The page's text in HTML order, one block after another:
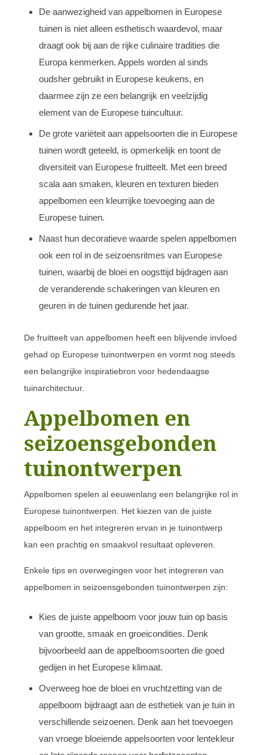
De aanwezigheid van appelbomen in Europese
tuinen is niet alleen esthetisch waardevol, maar
draagt ook bij aan de rijke culinaire tradities die
Europa kenmerken. Appels worden al sinds
oudsher gebruikt in Europese keukens, en
daarmee zijn ze een belangrijk en veelzijdig
element van de Europese tuincultuur.
De grote variëteit aan appelsoorten die in Europese
tuinen wordt geteeld, is opmerkelijk en toont de
diversiteit van Europese fruitteelt. Met een breed
scala aan smaken, kleuren en texturen bieden
appelbomen een kleurrijke toevoeging aan de
Europese tuinen.
Naast hun decoratieve waarde spelen appelbomen
ook een rol in de seizoensritmes van Europese
tuinen, waarbij de bloei en oogsttijd bijdragen aan
de veranderende schakeringen van kleuren en
geuren in de tuinen gedurende het jaar.
De fruitteelt van appelbomen heeft een blijvende invloed
gehad op Europese tuinontwerpen en vormt nog steeds
een belangrijke inspiratiebron voor hedendaagse
tuinarchitectuur.
Appelbomen en
seizoensgebonden
tuinontwerpen
Appelbomen spelen al eeuwenlang een belangrijke rol in
Europese tuinontwerpen. Het kiezen van de juiste
appelboom en het integreren ervan in je tuinontwerp
kan een prachtig en smaakvol resultaat opleveren.
Enkele tips en overwegingen voor het integreren van
appelbomen in seizoensgebonden tuinontwerpen zijn:
Kies de juiste appelboom voor jouw tuin op basis
van grootte, smaak en groeicondities. Denk
bijvoorbeeld aan de appelboomsoorten die goed
gedijen in het Europese klimaat.
Overweeg hoe de bloei en vruchtzetting van de
appelboom bijdraagt aan de esthetiek van je tuin in
verschillende seizoenen. Denk aan het toevoegen
van vroege bloeiende appelsoorten voor lentekleur